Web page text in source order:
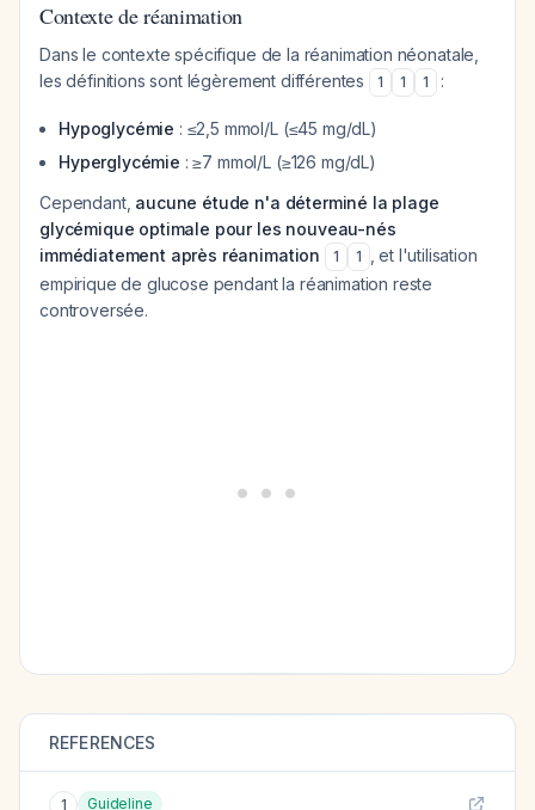
Contexte de réanimation
Dans le contexte spécifique de la réanimation néonatale,
les définitions sont légèrement différentes
1 1 1 :
Hypoglycémie : ≤2,5 mmol/L (≤45 mg/dL)
Hyperglycémie : ≥7 mmol/L (≥126 mg/dL)
Cependant, aucune étude n'a déterminé la plage
glycémique optimale pour les nouveau-nés
immédiatement après réanimation
1 1
, et l'utilisation
empirique de glucose pendant la réanimation reste
controversée.
REFERENCES
1 Guideline